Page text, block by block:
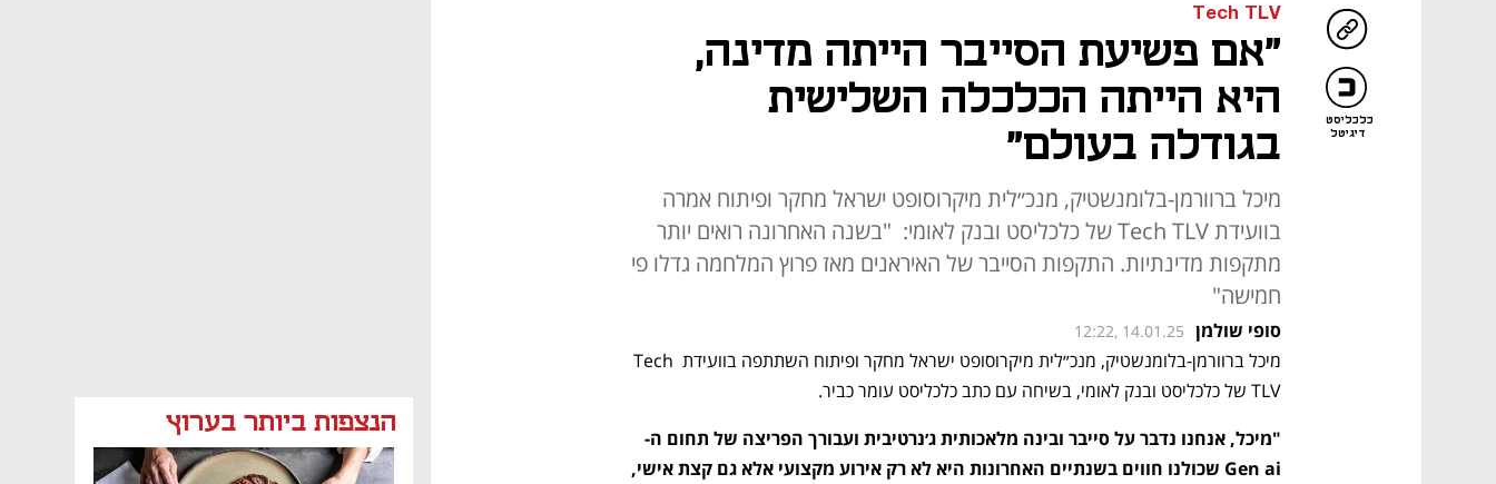
הנצפות ביותר בערוץ
כלכליסט
דיגיטל
Tech TLV
"אם פשיעת הסייבר הייתה מדינה,
היא הייתה הכלכלה השלישית
בגודלה בעולם"
מיכל ברוורמן-בלומנשטיק, מנכ״לית מיקרוסופט ישראל מחקר ופיתוח אמרה
בוועידת Tech TLV של כלכליסט ובנק לאומי: "בשנה האחרונה רואים יותר
מתקפות מדינתיות. התקפות הסייבר של האיראנים מאז פרוץ המלחמה גדלו פי
חמישה"
סופי שולמן 12:22, 14.01.25
מיכל ברוורמן-בלומנשטיק, מנכ״לית מיקרוסופט ישראל מחקר ופיתוח השתתפה בוועידת Tech
TLV של כלכליסט ובנק לאומי, בשיחה עם כתב כלכליסט עומר כביר.
"מיכל, אנחנו נדבר על סייבר ובינה מלאכותית ג׳נרטיבית ועבורך הפריצה של תחום ה-